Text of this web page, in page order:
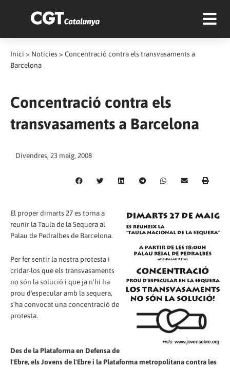
Inici > Notícies > Concentració contra els transvasaments a
Barcelona
Concentració contra els
transvasaments a Barcelona
Divendres, 23 maig, 2008
El proper dimarts 27 es torna a
reunir la Taula de la Sequera al
Palau de Pedralbes de Barcelona.
Per fer sentir la nostra protesta i
cridar-los que els transvasaments
no són la solució i que ja n'hi ha
prou d'especular amb la sequera,
s'ha convocat una concentració de
protesta.
Des de la Plataforma en Defensa de
l'Ebre, els Jovens de l'Ebre i la Plataforma metropolitana contra les